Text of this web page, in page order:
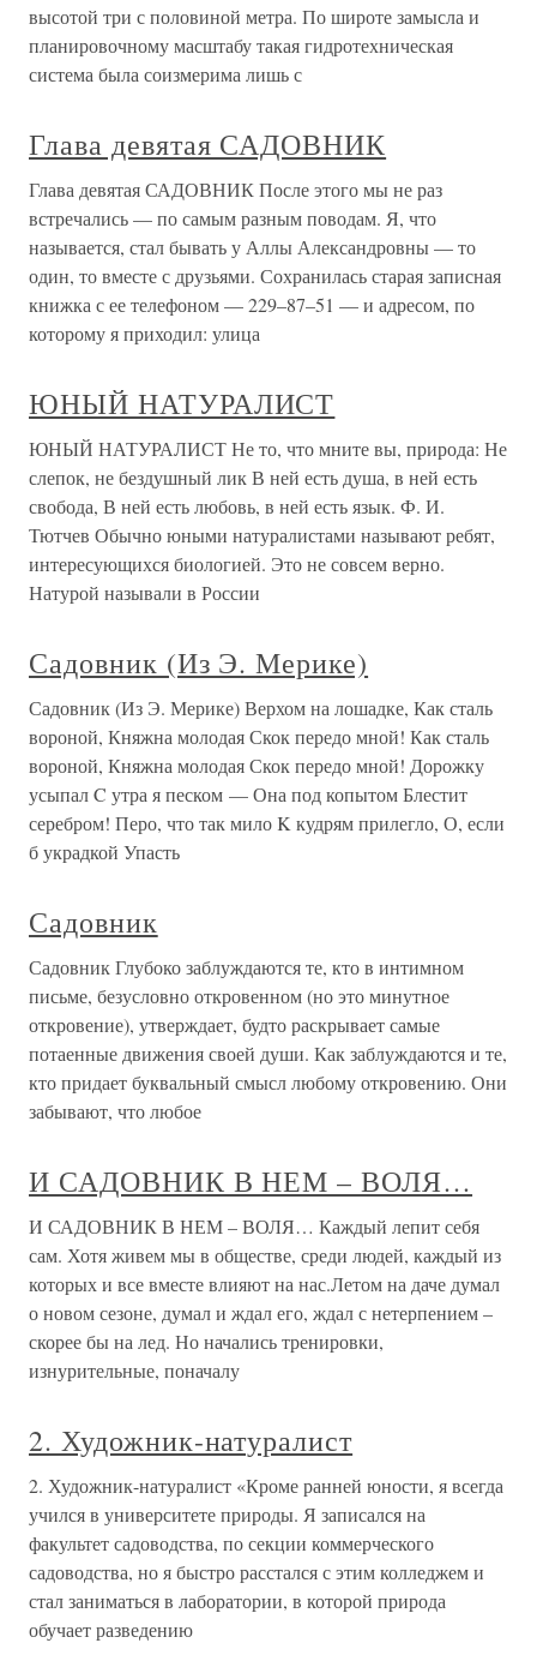
высотой три с половиной метра. По широте замысла и
планировочному масштабу такая гидротехническая
система была соизмерима лишь с
Глава девятая САДОВНИК
Глава девятая САДОВНИК После этого мы не раз
встречались — по самым разным поводам. Я, что
называется, стал бывать у Аллы Александровны — то
один, то вместе с друзьями. Сохранилась старая записная
книжка с ее телефоном — 229–87–51 — и адресом, по
которому я приходил: улица
ЮНЫЙ НАТУРАЛИСТ
ЮНЫЙ НАТУРАЛИСТ Не то, что мните вы, природа: Не
слепок, не бездушный лик В ней есть душа, в ней есть
свобода, В ней есть любовь, в ней есть язык. Ф. И.
Тютчев Обычно юными натуралистами называют ребят,
интересующихся биологией. Это не совсем верно.
Натурой называли в России
Садовник (Из Э. Мерике)
Садовник (Из Э. Мерике) Верхом на лошадке, Как сталь
вороной, Княжна молодая Скок передо мной! Как сталь
вороной, Княжна молодая Скок передо мной! Дорожку
усыпал C утра я песком — Она под копытом Блестит
серебром! Перо, что так мило K кудрям прилегло, О, если
б украдкой Упасть
Садовник
Садовник Глубоко заблуждаются те, кто в интимном
письме, безусловно откровенном (но это минутное
откровение), утверждает, будто раскрывает самые
потаенные движения своей души. Как заблуждаются и те,
кто придает буквальный смысл любому откровению. Они
забывают, что любое
И САДОВНИК В НЕМ – ВОЛЯ…
И САДОВНИК В НЕМ – ВОЛЯ… Каждый лепит себя
сам. Хотя живем мы в обществе, среди людей, каждый из
которых и все вместе влияют на нас.Летом на даче думал
о новом сезоне, думал и ждал его, ждал с нетерпением –
скорее бы на лед. Но начались тренировки,
изнурительные, поначалу
2. Художник-натуралист
2. Художник-натуралист «Кроме ранней юности, я всегда
учился в университете природы. Я записался на
факультет садоводства, по секции коммерческого
садоводства, но я быстро расстался с этим колледжем и
стал заниматься в лаборатории, в которой природа
обучает разведению